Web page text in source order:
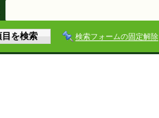
検索フォームの固定解除